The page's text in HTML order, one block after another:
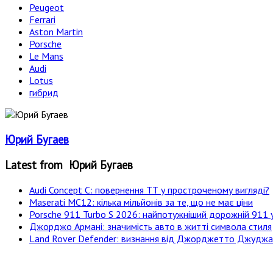
Peugeot
Ferrari
Aston Martin
Porsche
Le Mans
Audi
Lotus
гибрид
Юрий Бугаев
Latest from Юрий Бугаев
Audi Concept C: повернення ТТ у простроченому вигляді?
Maserati MC12: кілька мільйонів за те, що не має ціни
Porsche 911 Turbo S 2026: найпотужніший дорожній 911
Джорджо Армані: значимість авто в житті символа стиля
Land Rover Defender: визнання від Джорджетто